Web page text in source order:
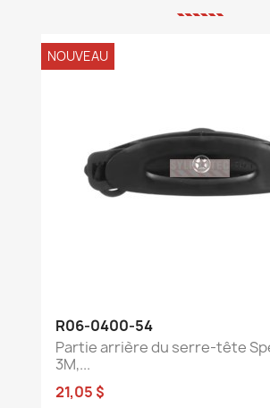
R06-0400-54
Partie arrière du serre-tête
3M,...
21,05 $
NOUVEAU